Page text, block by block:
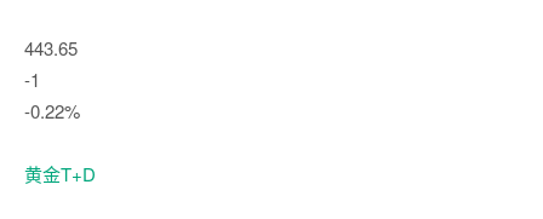
443.65
-1
-0.22%
黄金T+D